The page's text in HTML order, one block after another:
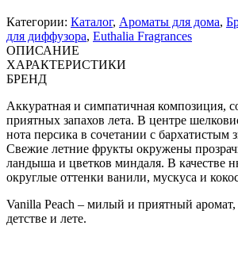
Категории: Каталог, Ароматы для дома,
для диффузора, Euthalia Fragrances
ОПИСАНИЕ
ХАРАКТЕРИСТИКИ
БРЕНД
Аккуратная и симпатичная композиция,
приятных запахов лета. В центре
нота персика в сочетании с бархатистым
Свежие летние фрукты окружены
ландыша и цветков миндаля. В качестве
округлые оттенки ванили, мускуса и
Vanilla Peach – милый и приятный
детстве и лете.